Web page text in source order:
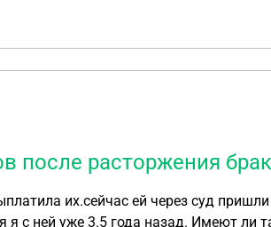
после расторжения
их.сейчас ей через суд
назад. Имеют ли такие долги срок